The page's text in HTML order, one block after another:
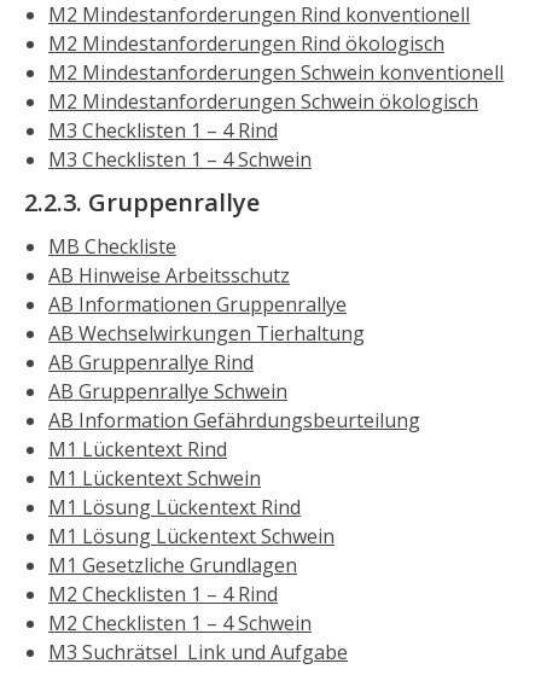
M2 Mindestanforderungen Rind konventionell
M2 Mindestanforderungen Rind ökologisch
M2 Mindestanforderungen Schwein konventionell
M2 Mindestanforderungen Schwein ökologisch
M3 Checklisten 1 – 4 Rind
M3 Checklisten 1 – 4 Schwein
2.2.3. Gruppenrallye
MB Checkliste
AB Hinweise Arbeitsschutz
AB Informationen Gruppenrallye
AB Wechselwirkungen Tierhaltung
AB Gruppenrallye Rind
AB Gruppenrallye Schwein
AB Information Gefährdungsbeurteilung
M1 Lückentext Rind
M1 Lückentext Schwein
M1 Lösung Lückentext Rind
M1 Lösung Lückentext Schwein
M1 Gesetzliche Grundlagen
M2 Checklisten 1 – 4 Rind
M2 Checklisten 1 – 4 Schwein
M3 Suchrätsel Link und Aufgabe